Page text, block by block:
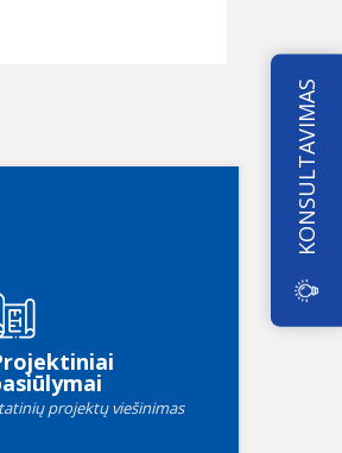
projektų viešinimas
KONSULTAVIMAS